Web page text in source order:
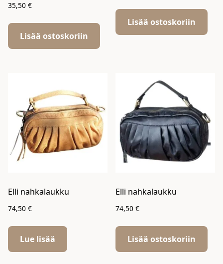
35,50 €
Lisää ostoskoriin
Lisää ostoskoriin
Elli nahkalaukku
74,50 €
Lue lisää
Elli nahkalaukku
74,50€
Lisää ostoskoriin